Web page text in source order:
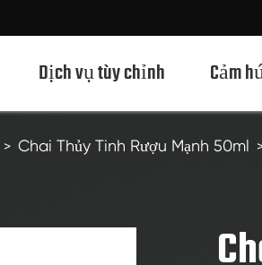
Chai Thủy Tinh Rượu Mạnh 700ml
Dịch vụ tùy chỉnh Cảm
Chai Thủy Tinh Rượu Mạnh 50ml